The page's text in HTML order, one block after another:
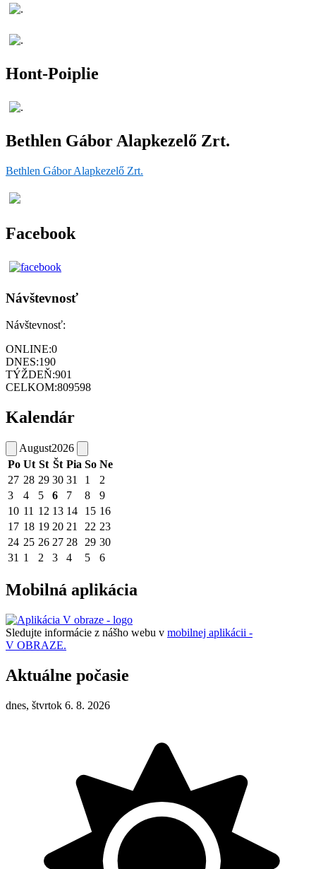
Hont-Poiplie
Bethlen Gábor Alapkezelő Zrt.
Bethlen Gábor Alapkezelő Zrt.
Facebook
Návštevnosť
Návštevnosť:
ONLINE:0
DNES:190
TÝŽDEŇ:901
CELKOM:809598
Kalendár
August2026
Po Ut St Št Pia So Ne
27 28 29 30 31 1
2
3
4 5 6 7 8
9
10 11 12 13 14 15 16
17 18 19 20 21 22 23
24 25 26 27 28 29 30
31 1 2 3 4 5 6
Mobilná aplikácia
Sledujte informácie z nášho webu v mobilnej aplikácii -
V OBRAZE.
Aktuálne počasie
dnes, štvrtok 6. 8. 2026